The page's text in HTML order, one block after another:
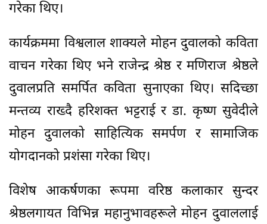
गरेका थिए।
कार्यक्रममा विश्वलाल शाक्यले मोहन दुवालको कविता
वाचन गरेका थिए भने राजेन्द्र श्रेष्ठ र मणिराज श्रेष्ठले
दुवालप्रति समर्पित कविता सुनाएका थिए। सदिच्छा
मन्तव्य राख्दै हरिशक्त भट्टराई र डा. कृष्ण सुवेदीले
मोहन दुवालको साहित्यिक समर्पण र सामाजिक
योगदानको प्रशंसा गरेका थिए।
विशेष आकर्षणका रूपमा वरिष्ठ कलाकार सुन्दर
श्रेष्ठलगायत विभिन्न महानुभावहरूले मोहन दुवाललाई